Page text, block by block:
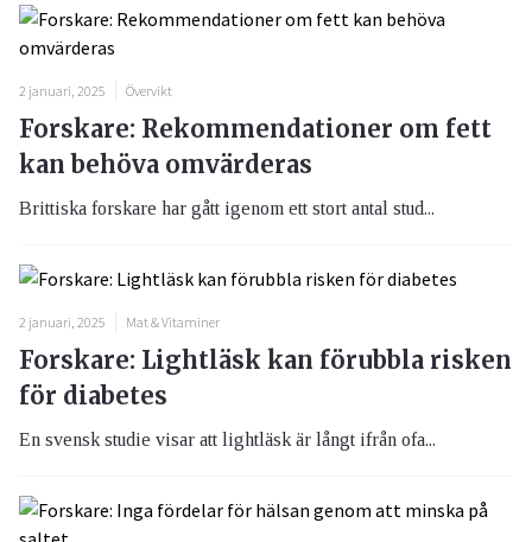
2 januari, 2025 Övervikt
Forskare: Rekommendationer om fett
kan behöva omvärderas
Brittiska forskare har gått igenom ett stort antal stud...
2 januari, 2025 Mat & Vitaminer
Forskare: Lightläsk kan förubbla risken
för diabetes
En svensk studie visar att lightläsk är långt ifrån ofa...